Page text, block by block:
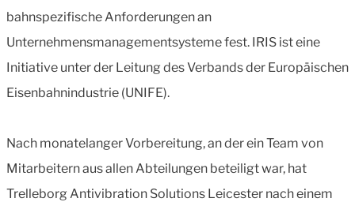
bahnspezifische Anforderungen an
Unternehmensmanagementsysteme fest. IRIS ist eine
Initiative unter der Leitung des Verbands der Europäischen
Eisenbahnindustrie (UNIFE).
Nach monatelanger Vorbereitung, an der ein Team von
Mitarbeitern aus allen Abteilungen beteiligt war, hat
Trelleborg Antivibration Solutions Leicester nach einem